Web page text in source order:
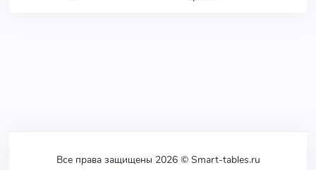
Все права защищены 2026 © Smart-tables.ru